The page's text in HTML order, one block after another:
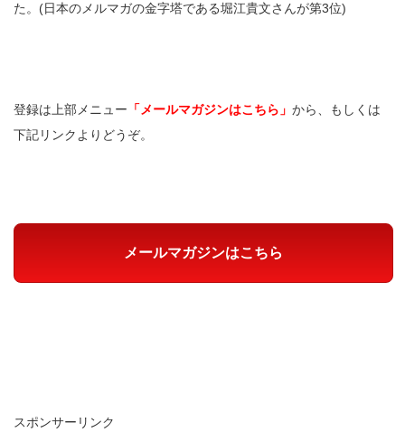
た。(日本のメルマガの金字塔である堀江貴文さんが第3位)
登録は上部メニュー 「メールマガジンはこちら」 から、もしくは
下記リンクよりどうぞ。
メールマガジンはこちら
スポンサーリンク